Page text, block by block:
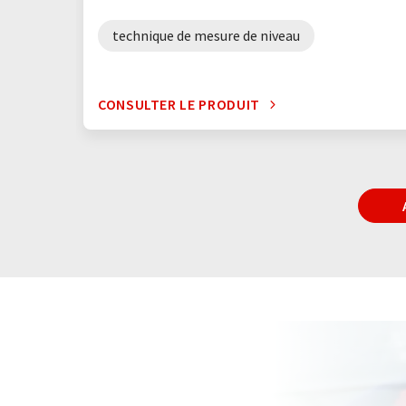
technique de mesure de niveau
CONSULTER LE PRODUIT